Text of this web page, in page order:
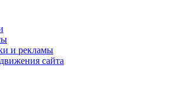
и рекламы
сайта